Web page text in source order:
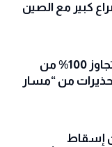
كبير مع الصين
الدين الوطني الأمريكي يتجاوز 100% من
تحذيرات من “مسار
إسقاط